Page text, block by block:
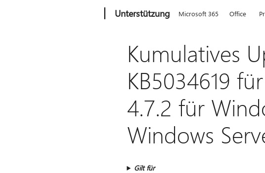
Unterstützung Microsoft 365 Office
Kumulatives
KB5034619
4.7.2 für
Windows
Gilt für